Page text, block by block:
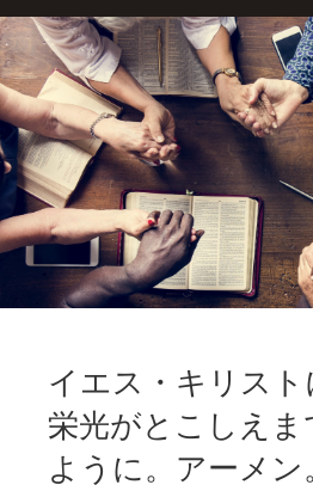
イエス・キリスト
栄光がとこしえ
ように。アーメン。